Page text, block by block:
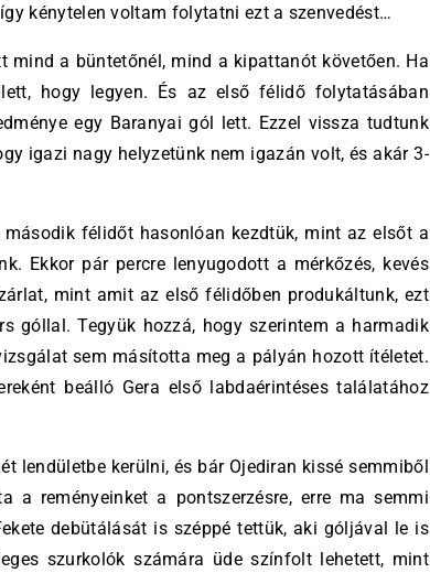
kénytelen voltam folytatni ezt a szenvedést…
mind a büntetőnél, mind a kipattanót követően. Ha
hogy legyen. És az első félidő folytatásában
egy Baranyai gól lett. Ezzel vissza tudtunk
igazi nagy helyzetünk nem igazán volt, és akár 3-
félidőt hasonlóan kezdtük, mint az elsőt a
Ekkor pár percre lenyugodott a mérkőzés, kevés
mint amit az első félidőben produkáltunk, ezt
góllal. Tegyük hozzá, hogy szerintem a harmadik
sem másította meg a pályán hozott ítéletet.
beálló Gera első labdaérintéses találatához
lendületbe kerülni, és bár Ojediran kissé semmiből
reményeinket a pontszerzésre, erre ma semmi
debütálását is széppé tettük, aki góljával le is
szurkolók számára üde színfolt lehetett, mint